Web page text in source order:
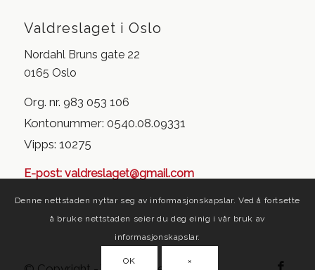
Valdreslaget i Oslo
Nordahl Bruns gate 22
0165 Oslo
Org. nr. 983 053 106
Kontonummer: 0540.08.09331
Vipps: 10275
E-post:valdreslaget@gmail.com
Denne nettstaden nyttar seg av informasjonskapslar. Ved å fortsette
å bruke nettstaden seier du deg einig i vår bruk av
informasjonskapslar.
OK ×